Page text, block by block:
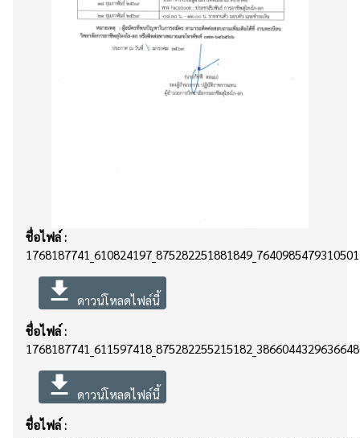
ชื่อไฟล์ :
file_download ดาวน์โหลดไฟล์นี้
ชื่อไฟล์ :
file_download ดาวน์โหลดไฟล์นี้
ชื่อไฟล์ :